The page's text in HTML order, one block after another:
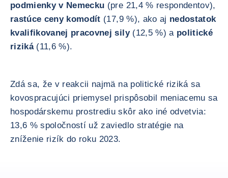
podmienky v Nemecku (pre 21,4 % respondentov),
rastúce ceny komodít (17,9 %), ako aj nedostatok
kvalifikovanej pracovnej sily(12,5 %) a politické
riziká(11,6 %).
Zdá sa, že v reakcii najmä na politické riziká sa
kovospracujúci priemysel prispôsobil meniacemu sa
hospodárskemu prostrediu skôr ako iné odvetvia:
13,6 % spoločností už zaviedlo stratégie na
zníženie rizík do roku 2023.